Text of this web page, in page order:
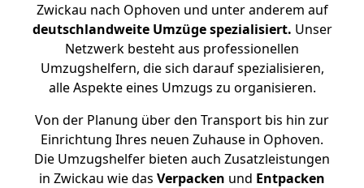
Zwickau nach Ophoven und unter anderem auf
deutschlandweite Umzüge spezialisiert. Unser
Netzwerk besteht aus professionellen
Umzugshelfern, die sich darauf spezialisieren,
alle Aspekte eines Umzugs zu organisieren.
Von der Planung über den Transport bis hin zur
Einrichtung Ihres neuen Zuhause in Ophoven.
Die Umzugshelfer bieten auch Zusatzleistungen
in Zwickau wie das Verpacken und Entpacken